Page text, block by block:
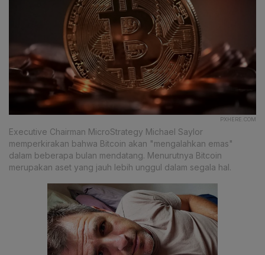
PXHERE.COM
Executive Chairman MicroStrategy Michael Saylor
memperkirakan bahwa Bitcoin akan "mengalahkan emas"
dalam beberapa bulan mendatang. Menurutnya Bitcoin
merupakan aset yang jauh lebih unggul dalam segala hal.